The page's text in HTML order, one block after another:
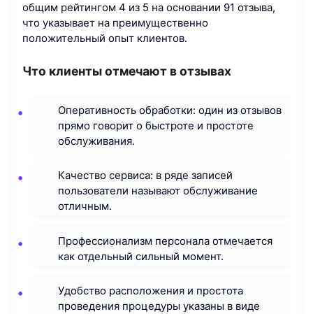
общим рейтингом 4 из 5 на основании 91 отзыва,
что указывает на преимущественно
положительный опыт клиентов.
Что клиенты отмечают в отзывах
Оперативность обработки: один из отзывов
прямо говорит о быстроте и простоте
обслуживания.
Качество сервиса: в ряде записей
пользователи называют обслуживание
отличным.
Профессионализм персонала отмечается
как отдельный сильный момент.
Удобство расположения и простота
проведения процедуры указаны в виде